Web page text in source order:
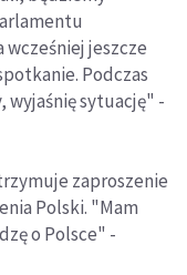
wcześniej jeszcze
Podczas
wyjaśnię sytuację" -
zaproszenie
Polski. "Mam
o Polsce" -